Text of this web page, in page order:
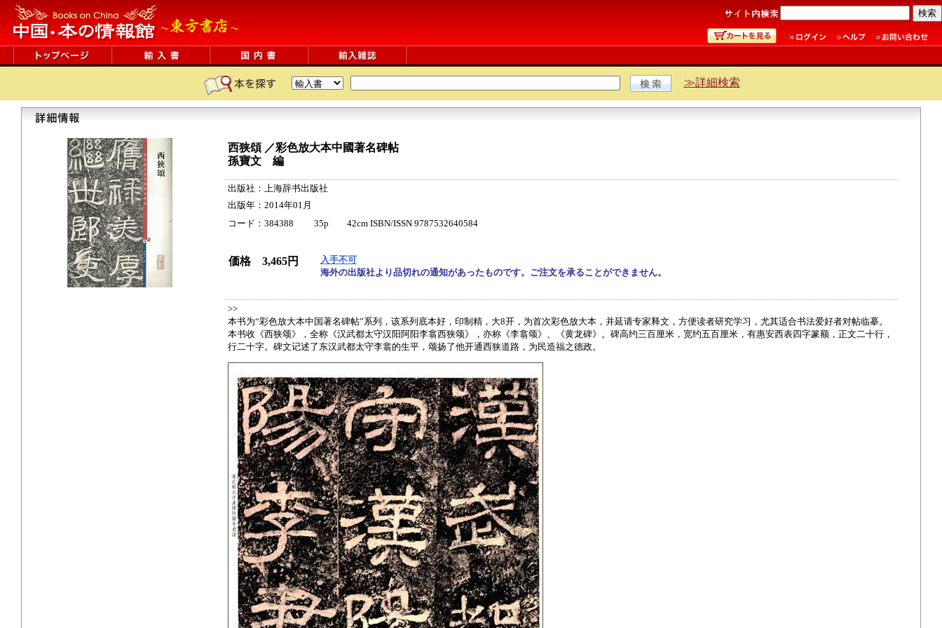
≫詳細検索
西狭頌 ／彩色放大本中國著名碑帖
孫寶文 編
出版社：上海辞书出版社
出版年：2014年01月
コード：384388 35p 42cm ISBN/ISSN 9787532640584
価格 3,465円
入手不可
海外の出版社より品切れの通知があったものです。ご注文を承ることができません。
>>
本书为“彩色放大本中国著名碑帖”系列，该系列底本好，印制精，大8开，为首次彩色放大本，并延请专家释文，方便读者研究学习，尤其适合书法爱好者对帖临摹。
本书收《西狭颂》，全称《汉武都太守汉阳阿阳李翕西狭颂》，亦称《李翕颂》、《黄龙碑》。碑高约三百厘米，宽约五百厘米，有惠安西表四字篆额，正文二十行，
行二十字。碑文记述了东汉武都太守李翕的生平，颂扬了他开通西狭道路，为民造福之德政。